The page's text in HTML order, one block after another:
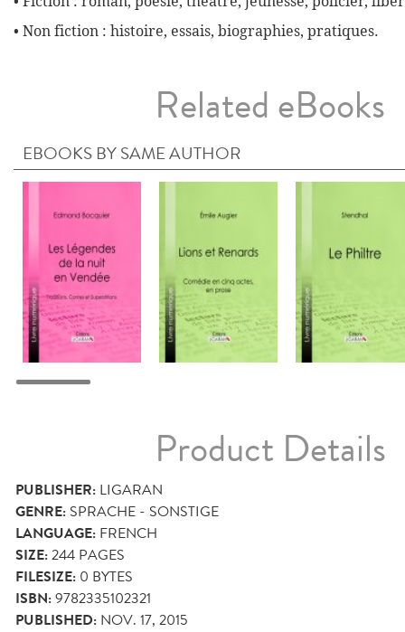
• Non fiction : histoire, essais, biographies, pratiques.
Related eBooks
EBOOKS BY SAME AUTHOR
Product Details
PUBLISHER: LIGARAN
GENRE: SPRACHE - SONSTIGE
LANGUAGE: FRENCH
SIZE:244 PAGES
FILESIZE: 0 BYTES
ISBN:9782335102321
PUBLISHED: NOV. 17, 2015